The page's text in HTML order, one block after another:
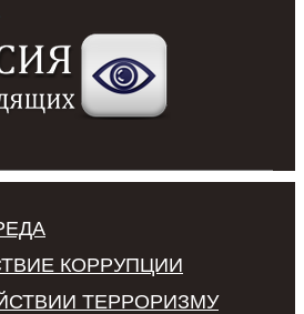
КОРРУПЦИИ
ТЕРРОРИЗМУ